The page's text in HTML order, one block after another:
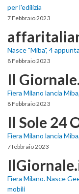
per l'edilizia
7 Febbraio 2023
Nasce "Miba", 4
8 Febbraio 2023
Il
Fiera Milano lancia
8 Febbraio 2023
Il Sole 24
Fiera Milano lancia
7 febbraio 2023
Fiera Milano. Nasce
mobili